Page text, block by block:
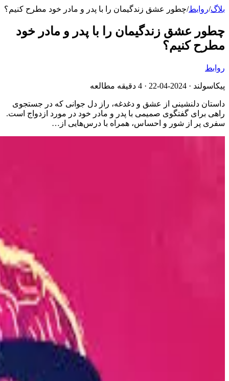
بلاگ/روابط/چطور عشق زندگیمان را با پدر و مادر خود مطرح کنیم؟
چطور عشق زندگیمان را با پدر و مادر خود
مطرح کنیم؟
روابط
پیکاسولند · 2024-04-22 · 4 دقیقه مطالعه
داستان دلنشینی از عشق و دغدغه، راز دل جوانی که در جستجوی
راهی برای گفتگوی صمیمی با پدر و مادر خود در مورد ازدواج است.
سفری پر از شور و احساس، همراه با درس‌هایی از…